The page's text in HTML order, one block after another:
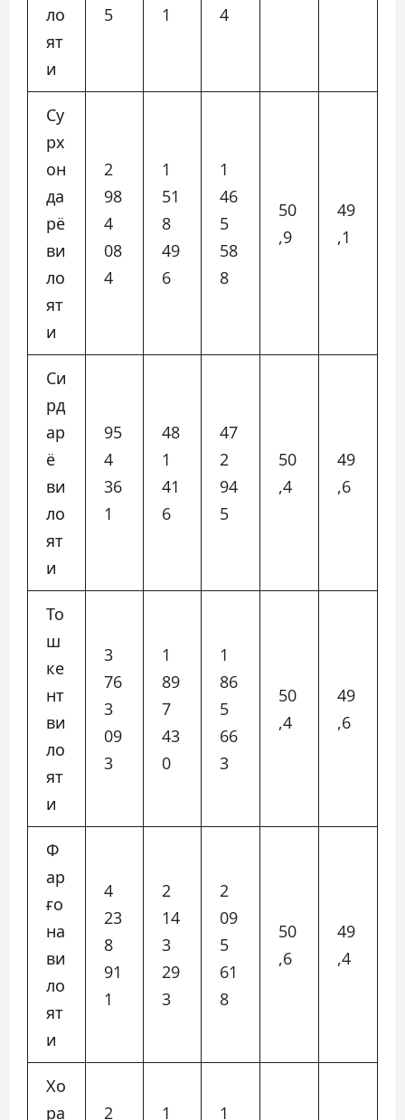
ло
ят
и
5
1
4
Су
рх
он
да
рё
ви
ло
ят
и
2
98
4
08
4
1
51
8
49
6
1
46
5
58
8
50
,9
49
,1
Си
рд
ар
ё
ви
ло
ят
и
95
4
36
1
48
1
41
6
47
2
94
5
50
,4
49
,6
То
ш
ке
нт
ви
ло
ят
и
3
76
3
09
3
1
89
7
43
0
1
86
5
66
3
50
,4
49
,6
Ф
ар
ғо
на
ви
ло
ят
и
4
23
8
91
1
2
14
3
29
3
2
09
5
61
8
50
,6
49
,4
Хо
ра
2 1 1